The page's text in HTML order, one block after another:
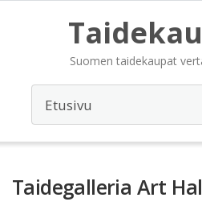
Suomen taidekaupat
Taidegalleria Art